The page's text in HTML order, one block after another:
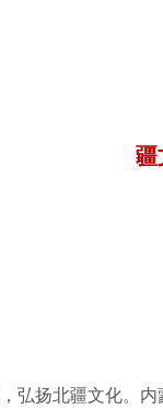
疆
弘扬北疆文化。